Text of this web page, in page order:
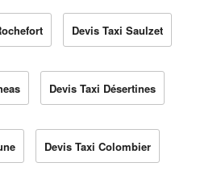
Devis Taxi Saulzet
Devis Taxi Désertines
Devis Taxi Colombier